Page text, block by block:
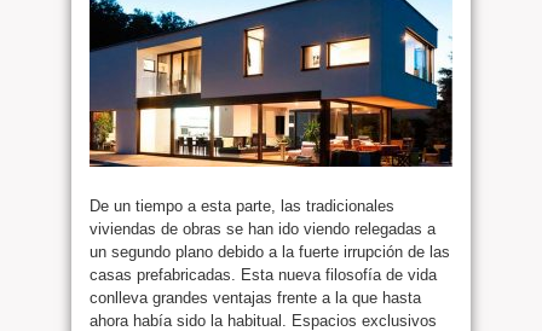
De un tiempo a esta parte, las tradicionales
viviendas de obras se han ido viendo relegadas a
un segundo plano debido a la fuerte irrupción de las
casas prefabricadas. Esta nueva filosofía de vida
conlleva grandes ventajas frente a la que hasta
ahora había sido la habitual. Espacios exclusivos